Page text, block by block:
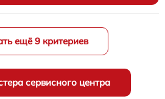
ещё 9 критериев
сервисного центра